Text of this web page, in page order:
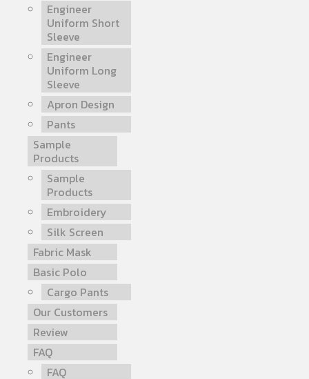
Engineer
Uniform Short
Sleeve
Engineer
Uniform Long
Sleeve
Apron Design
Pants
Sample
Products
Sample
Products
Embroidery
Silk Screen
Fabric Mask
Basic Polo
Cargo Pants
Our Customers
Review
FAQ
FAQ